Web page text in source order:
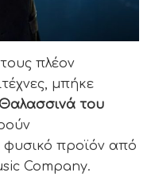
πλέον
μπήκε
του
προϊόν από
Company.